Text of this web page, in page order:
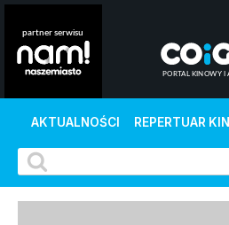
AKTUALNOŚCI REPERTUAR KIN